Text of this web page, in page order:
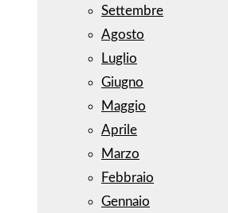
Settembre
Agosto
Luglio
Giugno
Maggio
Aprile
Marzo
Febbraio
Gennaio